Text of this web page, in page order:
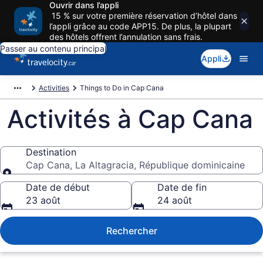
Ouvrir dans l’appli
15 % sur votre première réservation d’hôtel dans
l’appli grâce au code APP15. De plus, la plupart
des hôtels offrent l’annulation sans frais.
Passer au contenu principal
Appli
Activities Things to Do in Cap Cana
Activités à Cap Cana
Destination
Cap Cana, La Altagracia, République dominicaine
Destination
Date de début
23 août
Date de fin
24 août
Rechercher